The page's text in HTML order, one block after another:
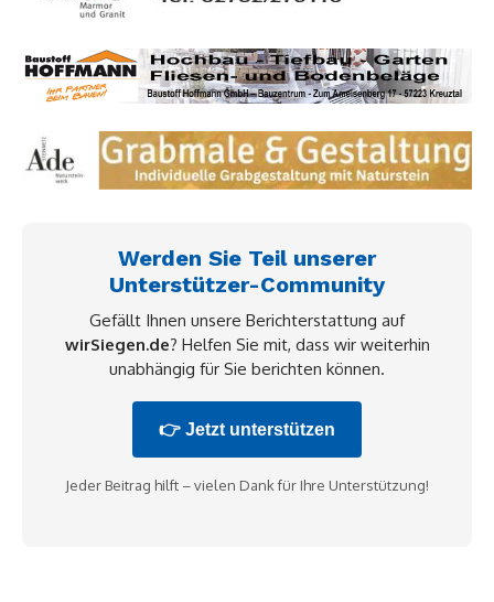
Werden Sie Teil unserer
Unterstützer-Community
Gefällt Ihnen unsere Berichterstattung auf
wirSiegen.de? Helfen Sie mit, dass wir weiterhin
unabhängig für Sie berichten können.
👉 Jetzt unterstützen
Jeder Beitrag hilft – vielen Dank für Ihre Unterstützung!